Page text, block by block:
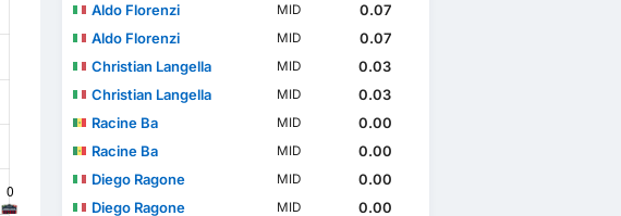
Aldo Florenzi
MID
0.07
Aldo Florenzi
MID
0.07
Christian Langella
MID
0.03
Christian Langella
MID
0.03
Racine Ba
MID
0.00
Racine Ba
MID
0.00
Diego Ragone
MID
0.00
Diego Ragone
MID
0.00